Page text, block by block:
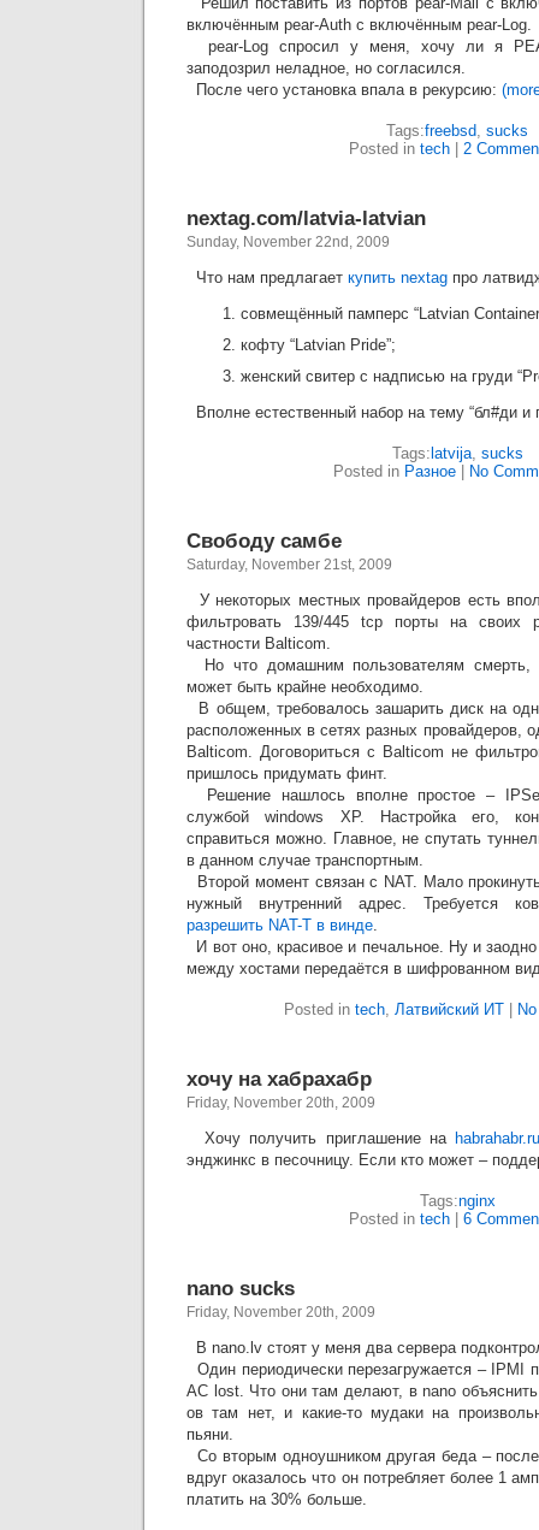
включённым pear-Auth с включённым pear-Log.
pear-Log спросил у меня, хочу ли я
заподозрил неладное, но согласился.
После чего установка впала в рекурсию:
Tags:freebsd, sucks
Posted in tech 2
nextag.com/latvia-latvian
Sunday, November 22nd, 2009
Что нам предлагает купить nextag про
совмещённый памперс “Latvian
кофту “Latvian Pride”;
женский свитер с надписью на груди
Вполне естественный набор на тему “бл#ди и
Tags: latvija, sucks
Posted in Разное| No
Свободу самбе
Saturday, November 21st, 2009
У некоторых местных провайдеров есть
фильтровать 139/445 tcp порты на своих
частности Balticom.
Но что домашним пользователям смерть,
может быть крайне необходимо.
В общем, требовалось зашарить диск на
расположенных в сетях разных провайдеров,
Balticom. Договориться с Balticom не
пришлось придумать финт.
Решение нашлось вполне простое –
службой windows XP. Настройка его,
справиться можно. Главное, не спутать
в данном случае транспортным.
Второй момент связан с NAT. Мало
нужный внутренний адрес. Требуется
разрешить NAT-T в винде.
И вот оно, красивое и печальное. Ну и
между хостами передаётся в шифрованном
Posted in tech, Латвийский ИТ
хочу на хабрахабр
Friday, November 20th, 2009
Хочу получить приглашение на
энджинкс в песочницу. Если кто может –
Tags:nginx
Posted in tech 6
nano sucks
Friday, November 20th, 2009
В nano.lv стоят у меня два сервера
Один периодически перезагружается – IPMI
AC lost. Что они там делают, в nano
ов там нет, и какие-то мудаки на
пьяни.
Со вторым одноушником другая беда –
вдруг оказалось что он потребляет более 1
платить на 30% больше.